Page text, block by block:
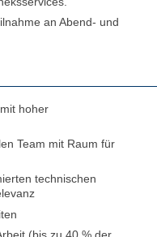
an Abend- und
hoher
Team mit Raum für
technischen
(bis zu 40 % der